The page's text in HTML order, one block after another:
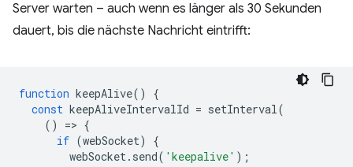
Server warten – auch wenn es länger als 30 Sekunden
dauert, bis die nächste Nachricht eintrifft:
function keepAlive()
{
const keepAliveIntervalId = setInterval(
()
=> {
if (webSocket)
{
webSocket. send( 'keepalive' );